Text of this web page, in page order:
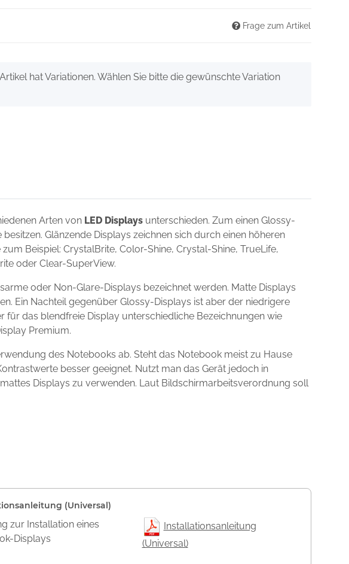
Frage zum Artikel
hat Variationen. Wählen Sie bitte die gewünschte Variation
Arten von LED Displays unterschieden. Zum einen Glossy-
Glänzende Displays zeichnen sich durch einen höheren
Beispiel: CrystalBrite, Color-Shine, Crystal-Shine, TrueLife,
oder Clear-SuperView.
oder Non-Glare-Displays bezeichnet werden. Matte Displays
Ein Nachteil gegenüber Glossy-Displays ist aber der niedrigere
das blendfreie Display unterschiedliche Bezeichnungen wie
Premium.
des Notebooks ab. Steht das Notebook meist zu Hause
besser geeignet. Nutzt man das Gerät jedoch in
Displays zu verwenden. Laut Bildschirmarbeitsverordnung soll
(Universal)
zur Installation eines
Displays
Installationsanleitung
(Universal)